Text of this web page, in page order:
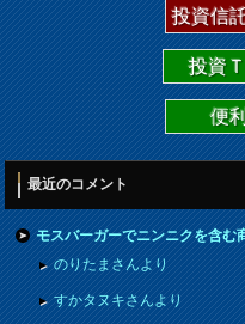
投資信
投資
便利
最近のコメント
モスバーガーでニンニクを含む
のりたまさんより
すかタヌキさんより